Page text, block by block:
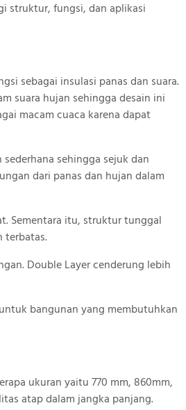
struktur, fungsi, dan aplikasi
sebagai insulasi panas dan suara.
suara hujan sehingga desain ini
macam cuaca karena dapat
sehingga sejuk dan
dari panas dan hujan dalam
Sementara itu, struktur tunggal
terbatas.
Double Layer cenderung lebih
bangunan yang membutuhkan
ukuran yaitu 770 mm, 860mm,
atap dalam jangka panjang.